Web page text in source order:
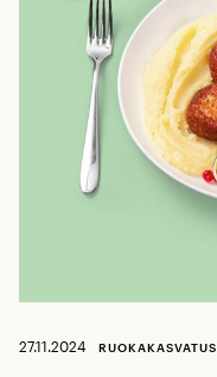
27.11.2024 RUOKAKASVATUS